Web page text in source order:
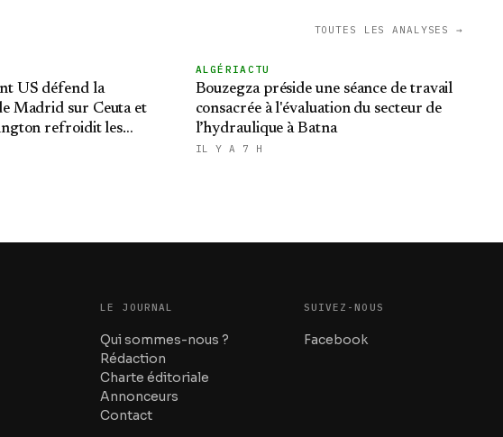
TOUTES LES ANALYSES →
US défend la
Madrid sur Ceuta et
refroidit les
du Makhzen
ALGÉRIACTU
Bouzegza préside une séance de travail
consacrée à l'évaluation du secteur de
l’hydraulique à Batna
IL Y A 7 H
LE JOURNAL
Qui sommes-nous ?
Rédaction
Charte éditoriale
Annonceurs
Contact
SUIVEZ-NOUS
Facebook